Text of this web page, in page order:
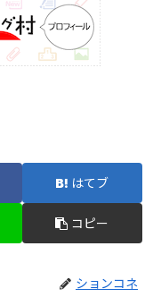
はてブ
コピー
ションコネ